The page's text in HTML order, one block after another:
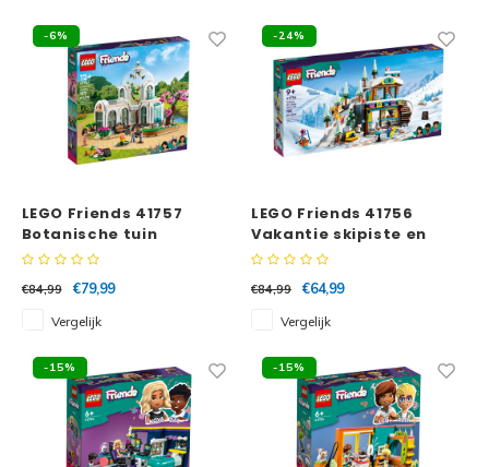
-6%
LEGO Friends 41757
Botanische tuin
€84,99
€79,99
Vergelijk
-24%
LEGO Friends 41756
Vakantie skipiste en
café
€84,99
€64,99
Vergelijk
-15% -15%